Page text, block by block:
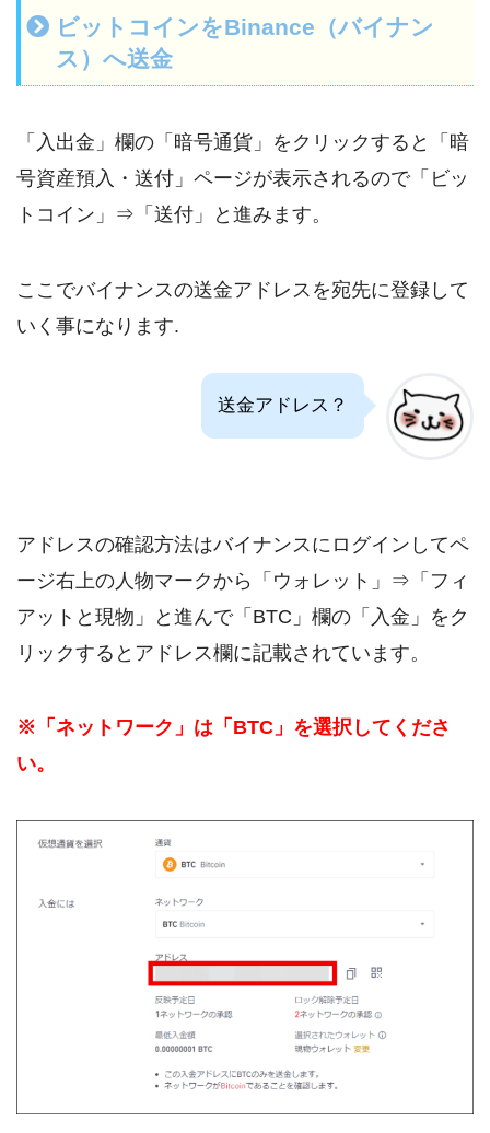
ビットコインをBinance（バイナン
ス）へ送金
「入出金」欄の「暗号通貨」をクリックすると「暗
号資産預入・送付」ページが表示されるので「ビッ
トコイン」⇒「送付」と進みます。
ここでバイナンスの送金アドレスを宛先に登録して
いく事になります.
送金アドレス？
アドレスの確認方法はバイナンスにログインしてペ
ージ右上の人物マークから「ウォレット」⇒「フィ
アットと現物」と進んで「BTC」欄の「入金」をク
リックするとアドレス欄に記載されています。
※「ネットワーク」は「BTC」を選択してくださ
い。